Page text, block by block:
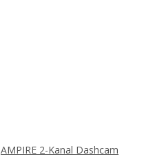
AMPIRE 2-Kanal Dashcam